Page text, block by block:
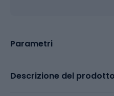
Parametri
Descrizione del prodotto